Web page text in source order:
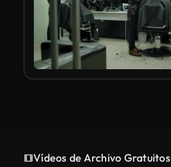
Vídeos de Archivo Gratuitos